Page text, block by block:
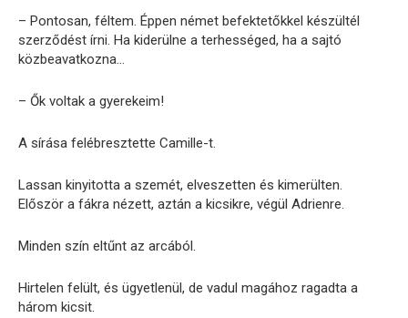
– Pontosan, féltem. Éppen német befektetőkkel készültél
szerződést írni. Ha kiderülne a terhességed, ha a sajtó
közbeavatkozna…
– Ők voltak a gyerekeim!
A sírása felébresztette Camille-t.
Lassan kinyitotta a szemét, elveszetten és kimerülten.
Először a fákra nézett, aztán a kicsikre, végül Adrienre.
Minden szín eltűnt az arcából.
Hirtelen felült, és ügyetlenül, de vadul magához ragadta a
három kicsit.